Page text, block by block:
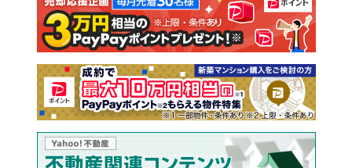
注文住宅 土地
売却査定